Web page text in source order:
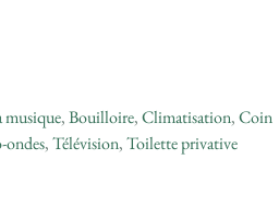
musique,Bouilloire,Climatisation,Coin
,Télévision,Toilette privative